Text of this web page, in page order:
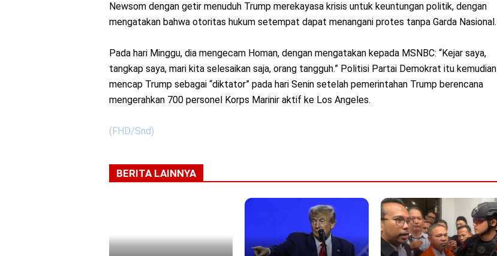
Newsom dengan getir menuduh Trump merekayasa krisis untuk keuntungan politik, dengan
mengatakan bahwa otoritas hukum setempat dapat menangani protes tanpa Garda Nasional.
Pada hari Minggu, dia mengecam Homan, dengan mengatakan kepada MSNBC: “Kejar saya,
tangkap saya, mari kita selesaikan saja, orang tangguh.” Politisi Partai Demokrat itu kemudian
mencap Trump sebagai “diktator” pada hari Senin setelah pemerintahan Trump berencana
mengerahkan 700 personel Korps Marinir aktif ke Los Angeles.
(FHD/Snd)
BERITA LAINNYA